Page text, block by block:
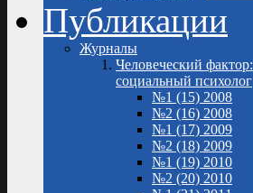
Публикации
Журналы
Человеческий фактор:
социальный психолог
№1 (15) 2008
№2 (16) 2008
№1 (17) 2009
№2 (18) 2009
№1 (19) 2010
№2 (20) 2010